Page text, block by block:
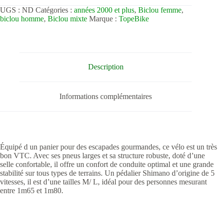
UGS : ND Catégories : années 2000 et plus, Biclou femme,
biclou homme, Biclou mixte Marque : TopeBike
Description
Informations complémentaires
Équipé d un panier pour des escapades gourmandes, ce vélo est un très
bon VTC. Avec ses pneus larges et sa structure robuste, doté d’une
selle confortable, il offre un confort de conduite optimal et une grande
stabilité sur tous types de terrains. Un pédalier Shimano d’origine de 5
vitesses, il est d’une tailles M/ L, idéal pour des personnes mesurant
entre 1m65 et 1m80.